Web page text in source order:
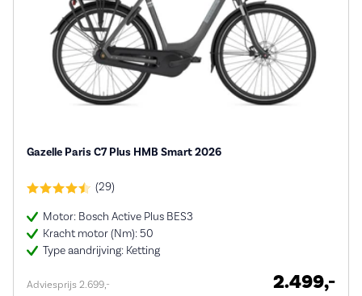
Gazelle Paris C7 Plus HMB Smart 2026
(29)
Motor: Bosch Active Plus BES3
Kracht motor (Nm): 50
Type aandrijving: Ketting
Adviesprijs 2.699,- 2.499,-